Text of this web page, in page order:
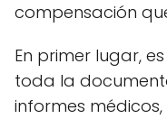
compensación
En primer lugar,
toda la
informes